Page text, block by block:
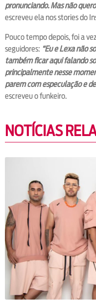
pronunciando. Mas não
escreveu ela nos stories do
Pouco tempo depois, foi a
seguidores: “Eu e Lexa não
também ficar aqui falando
principalmente nesse
parem com especulação e
escreveu o funkeiro.
NOTÍCIAS